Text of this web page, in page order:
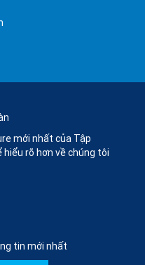
mới nhất của Tập
hiểu rõ hơn về chúng tôi
tin mới nhất